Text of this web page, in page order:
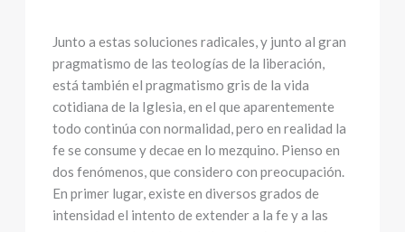
Junto a estas soluciones radicales, y junto al gran
pragmatismo de las teologías de la liberación,
está también el pragmatismo gris de la vida
cotidiana de la Iglesia, en el que aparentemente
todo continúa con normalidad, pero en realidad la
fe se consume y decae en lo mezquino. Pienso en
dos fenómenos, que considero con preocupación.
En primer lugar, existe en diversos grados de
intensidad el intento de extender a la fe y a las